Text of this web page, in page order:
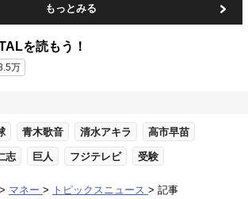
もっとみる
を読もう！
万
青木歌音 清水アキラ 高市早苗
志 巨人 フジテレビ 受験
マネー トピックスニュース 記事